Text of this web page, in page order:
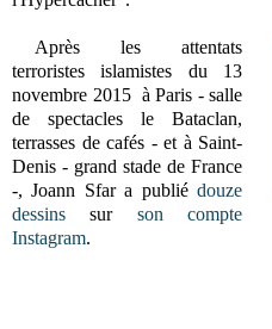
Après les attentats
terroristes islamistes du 13
novembre 2015 à Paris - salle
de spectacles le Bataclan,
terrasses de cafés - et à Saint-
Denis - grand stade de France
-, Joann Sfar a publiédouze
dessins sur son compte
Instagram.